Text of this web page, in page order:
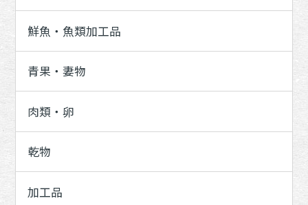
鮮魚・魚類加工品
青果・妻物
肉類・卵
乾物
加工品